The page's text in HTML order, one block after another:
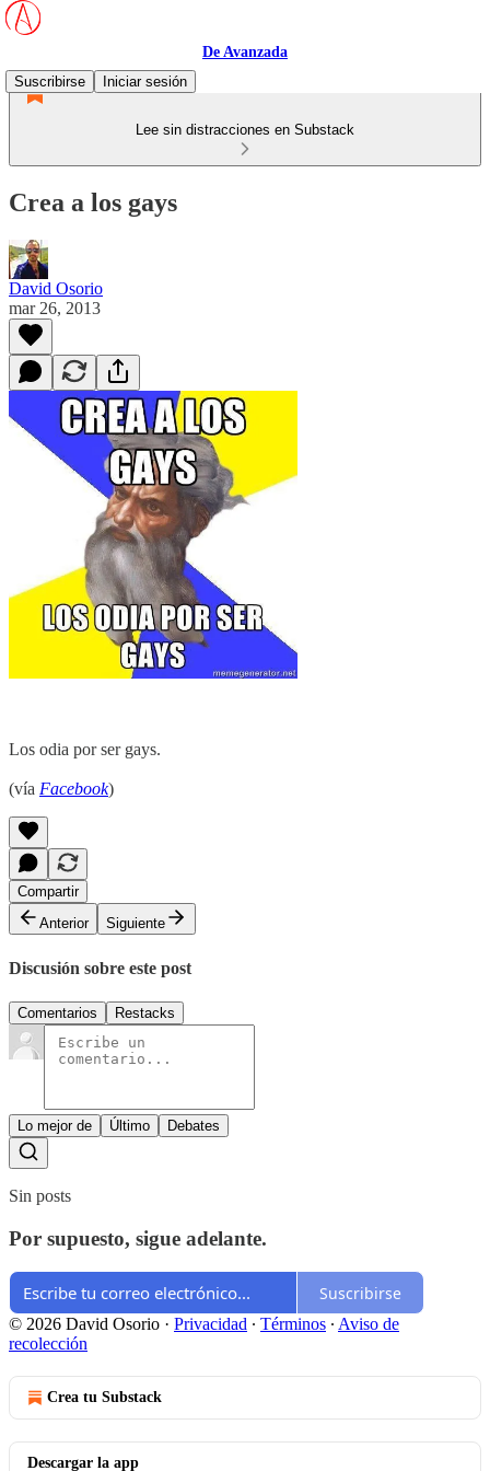
De Avanzada
Suscribirse
Iniciar sesión
Lee sin distracciones en Substack
Crea a los gays
David Osorio
mar 26, 2013
Los odia por ser gays.
(vía Facebook)
Compartir
Anterior
Siguiente
Discusión sobre este post
Comentarios Restacks
Lo mejor de Último Debates
Sin posts
Por supuesto, sigue adelante.
Suscribirse
© 2026 David Osorio · Privacidad ∙ Términos ∙ Aviso de
recolección
Crea tu Substack
Descargar la app